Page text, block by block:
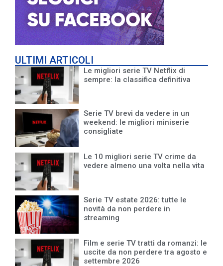
ULTIMI ARTICOLI
Le migliori serie TV Netflix di
sempre: la classifica definitiva
Serie TV brevi da vedere in un
weekend: le migliori miniserie
consigliate
Le 10 migliori serie TV crime da
vedere almeno una volta nella vita
Serie TV estate 2026: tutte le
novità da non perdere in
streaming
Film e serie TV tratti da romanzi: le
uscite da non perdere tra agosto e
settembre 2026